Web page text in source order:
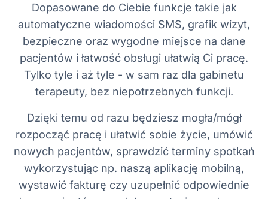
Dopasowane do Ciebie funkcje takie jak
automatyczne wiadomości SMS, grafik wizyt,
bezpieczne oraz wygodne miejsce na dane
pacjentów i łatwość obsługi ułatwią Ci pracę.
Tylko tyle i aż tyle - w sam raz dla gabinetu
terapeuty, bez niepotrzebnych funkcji.
Dzięki temu od razu będziesz mogła/mógł
rozpocząć pracę i ułatwić sobie życie, umówić
nowych pacjentów, sprawdzić terminy spotkań
wykorzystując np. naszą aplikację mobilną,
wystawić fakturę czy uzupełnić odpowiednie